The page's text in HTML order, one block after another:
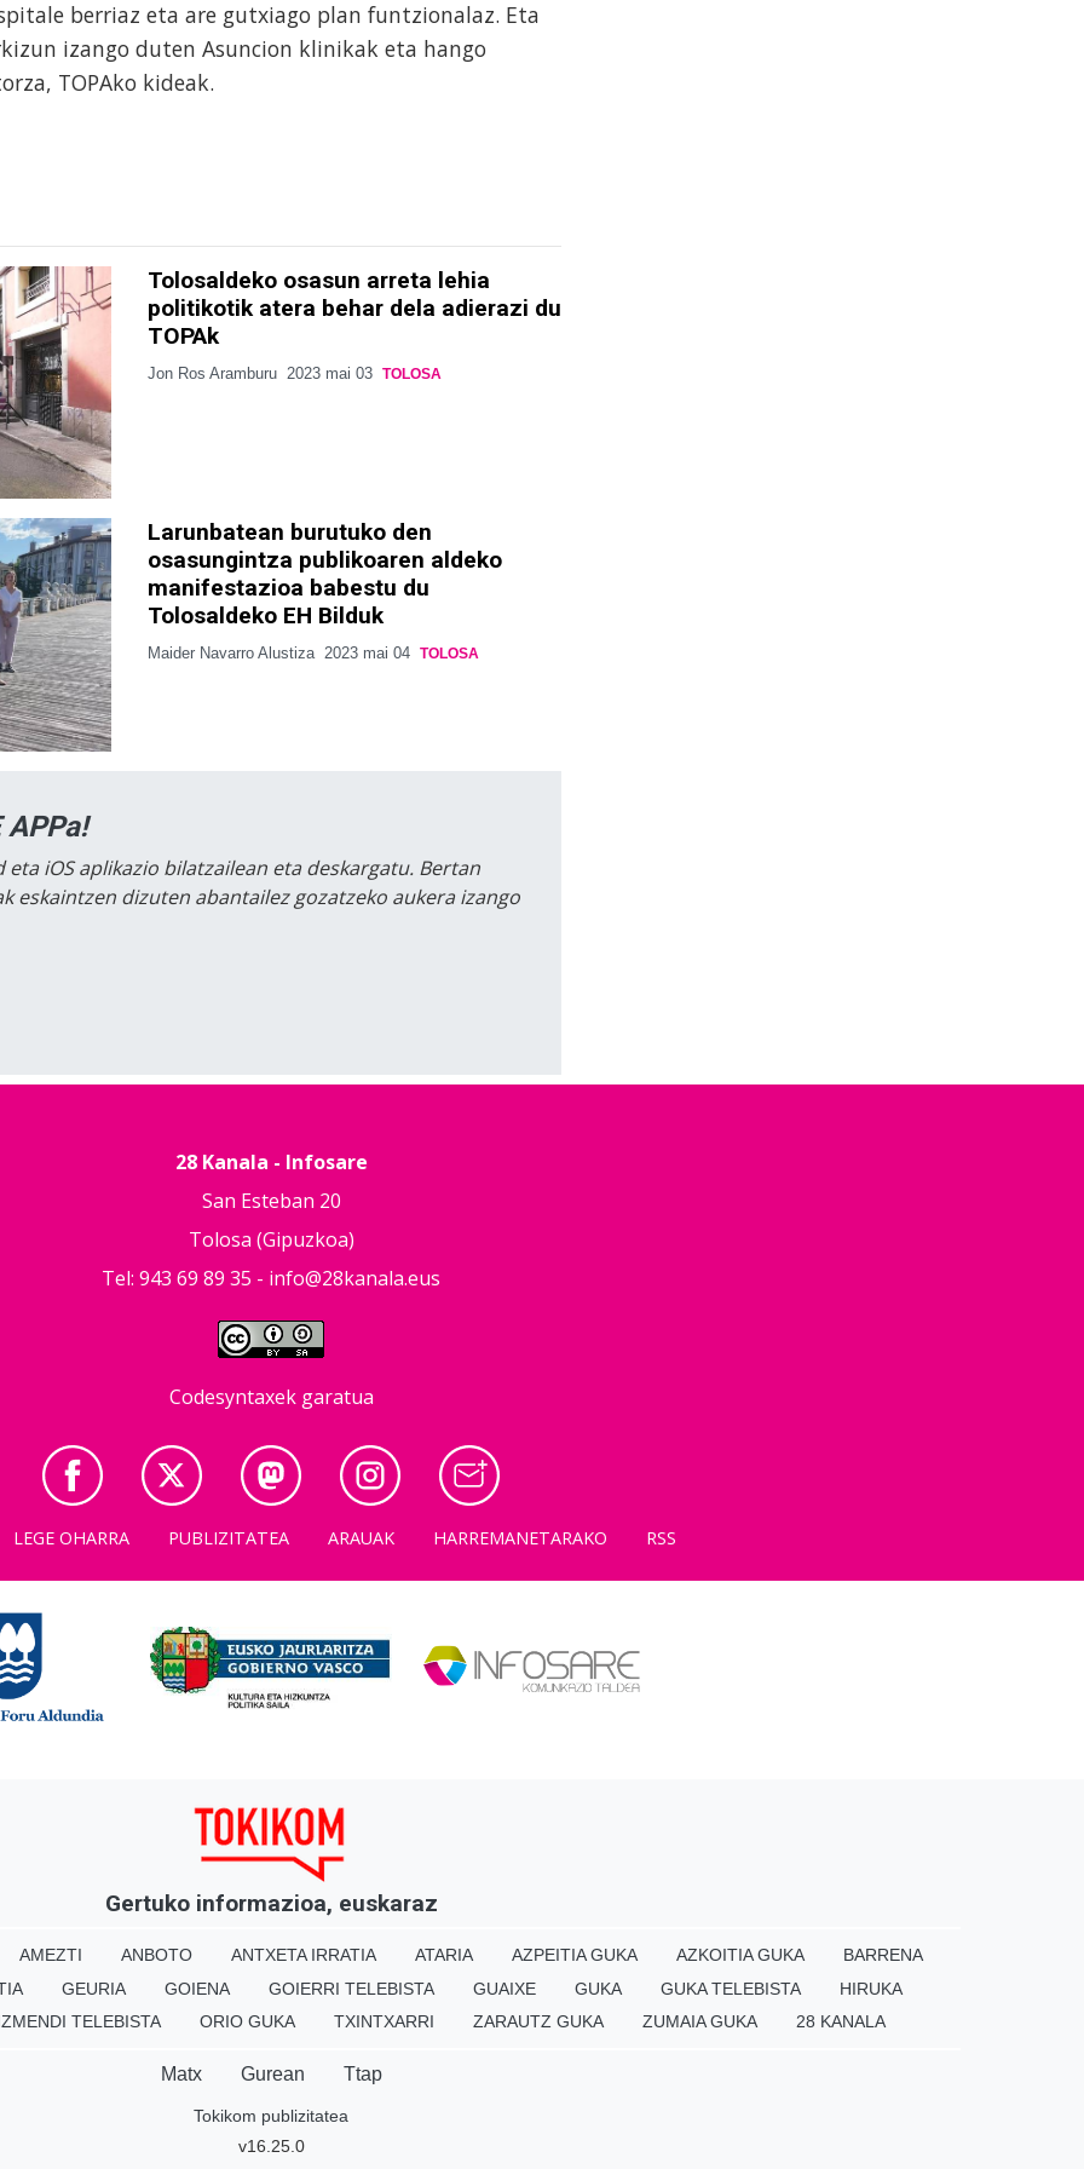
berriaz eta are gutxiago plan funtzionalaz. Eta
izango duten Asuncion klinikak eta hango
TOPAko kideak.
Tolosaldeko osasun arreta lehia
politikotik atera behar dela adierazi du
TOPAk
Jon Ros Aramburu 2023 mai 03 TOLOSA
Larunbatean burutuko den
osasungintza publikoaren aldeko
manifestazioa babestu du
Tolosaldeko EH Bilduk
Maider Navarro Alustiza 2023 mai 04 TOLOSA
APPa!
iOS aplikazio bilatzailean eta deskargatu. Bertan
eskaintzen dizuten abantailez gozatzeko aukera izango
28 Kanala - Infosare
San Esteban 20
Tolosa (Gipuzkoa)
Tel: 943 69 89 35 - info@28kanala.eus
Codesyntaxek garatua
LEGE OHARRA PUBLIZITATEA ARAUAK HARREMANETARAKO RSS
Gertuko informazioa, euskaraz
AMEZTI ANBOTO ANTXETA IRRATIA ATARIA AZPEITIA GUKA AZKOITIA GUKA
BARRENA
GEURIA GOIENA GOIERRI TELEBISTA GUAIXE GUKA GUKA TELEBISTA
HIRUKA
TELEBISTA ORIO GUKA TXINTXARRI ZARAUTZ GUKA ZUMAIA GUKA 28 KANALA
Matx Gurean Ttap
Tokikom publizitatea
v16.25.0